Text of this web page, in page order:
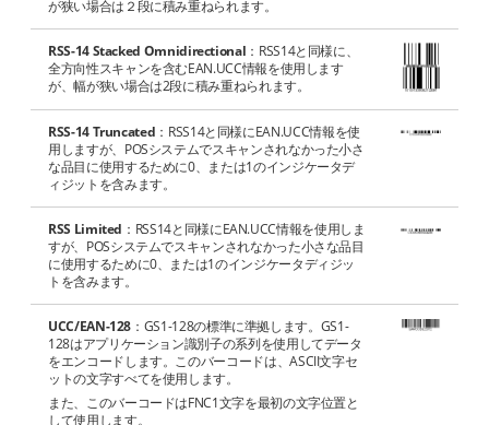
が狭い場合は２段に積み重ねられます。
RSS-14 Stacked Omnidirectional ：RSS14と同様に、
全方向性スキャンを含むEAN.UCC情報を使用します
が、幅が狭い場合は2段に積み重ねられます。
RSS-14 Truncated ：RSS14と同様にEAN.UCC情報を使
用しますが、POSシステムでスキャンされなかった小さ
な品目に使用するために0、または1のインジケータデ
ィジットを含みます。
RSS Limited ：RSS14と同様にEAN.UCC情報を使用しま
すが、POSシステムでスキャンされなかった小さな品目
に使用するために0、または1のインジケータディジッ
トを含みます。
UCC/EAN-128 ：GS1-128の標準に準拠します。GS1-
128はアプリケーション識別子の系列を使用してデータ
をエンコードします。このバーコードは、ASCII文字セ
ットの文字すべてを使用します。
また、このバーコードはFNC1文字を最初の文字位置と
して使用します。